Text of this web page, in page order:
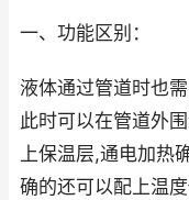
一、功能区别：
液体通过管道时也
此时可以在管道外
上保温层,通电加热
确的还可以配上温